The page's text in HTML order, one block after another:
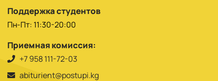
Поддержка студентов
Пн-Пт: 11:30-20:00
Приемная комиссия:
+7 958 111-72-03
abiturient@postupi.kg